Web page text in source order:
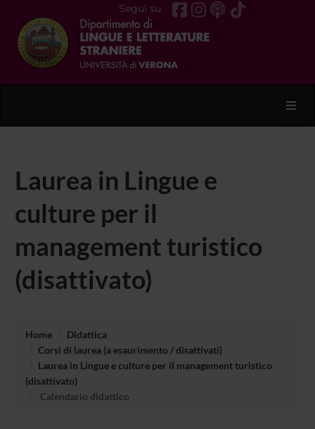
Segui su
Laurea in Lingue e
culture per il
management turistico
(disattivato)
Home
Didattica
Corsi di laurea (a esaurimento / disattivati)
Laurea in Lingue e culture per il management turistico
(disattivato)
Calendario didattico